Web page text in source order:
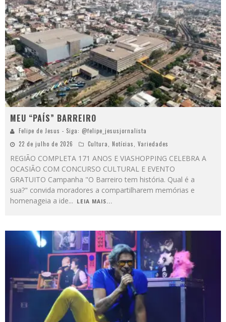
MEU “PAÍS” BARREIRO
Felipe de Jesus - Siga: @felipe_jesusjornalista
22 de julho de 2026
Cultura Notícias Variedades
REGIÃO COMPLETA 171 ANOS E VIASHOPPING CELEBRA A
OCASIÃO COM CONCURSO CULTURAL E EVENTO
GRATUITO Campanha "O Barreiro tem história. Qual é a
sua?" convida moradores a compartilharem memórias e
homenageia a ide... LEIA MAIS...